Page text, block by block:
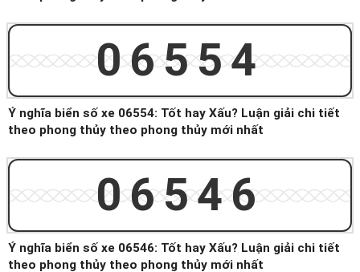
06554
Ý nghĩa biển số xe 06554: Tốt hay Xấu? Luận giải chi tiết
theo phong thủy theo phong thủy mới nhất
06546
Ý nghĩa biển số xe 06546: Tốt hay Xấu? Luận giải chi tiết
theo phong thủy theo phong thủy mới nhất